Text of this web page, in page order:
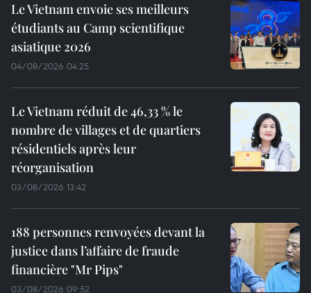
Le Vietnam envoie ses meilleurs
étudiants au Camp scientifique
asiatique 2026
04/08/2026 04:25
Le Vietnam réduit de 46,33 % le
nombre de villages et de quartiers
résidentiels après leur
réorganisation
03/08/2026 13:42
188 personnes renvoyées devant la
justice dans l’affaire de fraude
financière "Mr Pips"
03/08/2026 09:52